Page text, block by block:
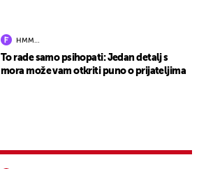
HMM…
To rade samo psihopati: Jedan detalj s
mora može vam otkriti puno o prijateljima